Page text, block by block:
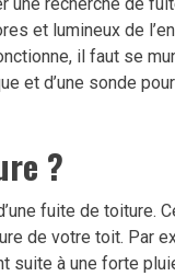
et lumineux de
il faut se
et d’une sonde
?
fuite de toiture.
de votre toit. Par
suite à une forte